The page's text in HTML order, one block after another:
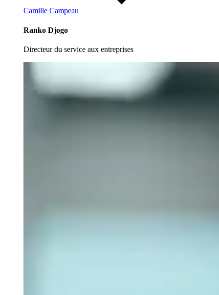
Camille Campeau
Ranko Djogo
Directeur du service aux entreprises